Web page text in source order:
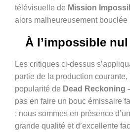
télévisuelle de Mission
alors malheureusement bouclée
À l’impossible
Les critiques ci-dessus
partie de la production courante,
popularité de Dead Reckoning
pas en faire un bouc émissaire
: nous sommes en présence
grande qualité et d’excellente